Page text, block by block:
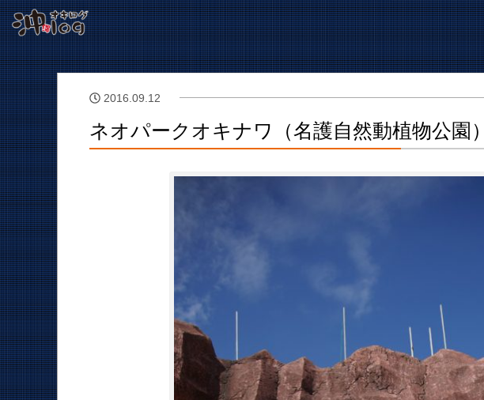
2016.09.12
ネオパークオキナワ（名護自然動植物公園）